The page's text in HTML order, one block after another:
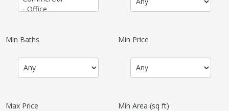
Min Baths Min Price
Max Price Min Area (sq ft)